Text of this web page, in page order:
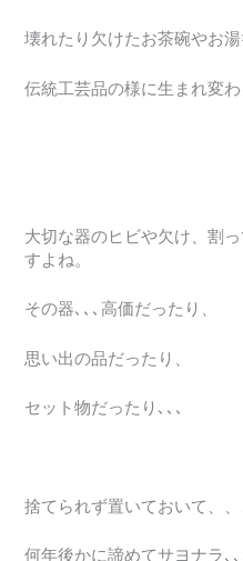
壊れたり欠けたお茶碗やお湯
伝統工芸品の様に生まれ変わ
大切な器のヒビや欠け、割
すよね。
その器､､､高価だったり、
思い出の品だったり、
セット物だったり､､､
捨てられず置いておいて、、
何年後かに諦めてサヨナラ､